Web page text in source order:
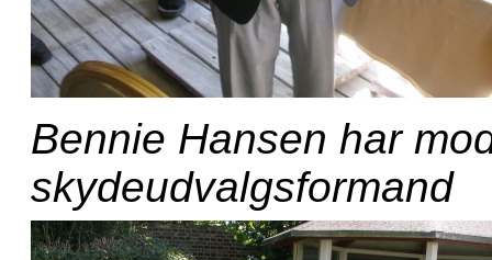
Bennie Hansen har
skydeudvalgsformand